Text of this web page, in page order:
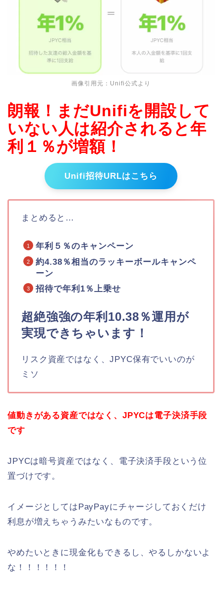
画像引用元：Unifi公式より
朗報！まだUnifiを開設して
いない人は紹介されると年
利１％が増額！
Unifi招待URLはこちら
まとめると…
年利５％のキャンペーン
約4.38％相当のラッキーボールキャンペ
ーン
招待で年利1％上乗せ
超絶強強の年利10.38％運用が
実現できちゃいます！
リスク資産ではなく、JPYC保有でいいのが
ミソ
値動きがある資産ではなく、 JPYCは電子決済手段
です
JPYCは暗号資産ではなく、電子決済手段という位
置づけです。
イメージとしてはPayPayにチャージしておくだけ
利息が増えちゃうみたいなものです。
やめたいときに現金化もできるし、やるしかないよ
な！！！！！！